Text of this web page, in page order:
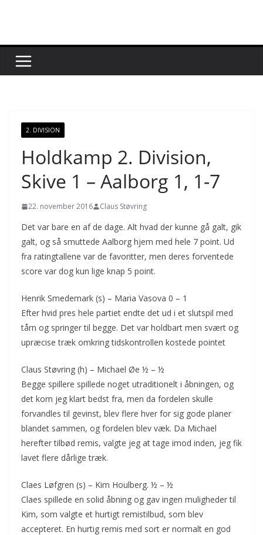
2. DIVISION
Holdkamp 2. Division,
Skive 1 – Aalborg 1, 1-7
22. november 2016 Claus Støvring
Det var bare en af de dage. Alt hvad der kunne gå galt, gik
galt, og så smuttede Aalborg hjem med hele 7 point. Ud
fra ratingtallene var de favoritter, men deres forventede
score var dog kun lige knap 5 point.
Henrik Smedemark (s) – Maria Vasova 0 – 1
Efter hvid pres hele partiet endte det ud i et slutspil med
tårn og springer til begge. Det var holdbart men svært og
upræcise træk omkring tidskontrollen kostede pointet
Claus Støvring (h) – Michael Øe ½ – ½
Begge spillere spillede noget utraditionelt i åbningen, og
det kom jeg klart bedst fra, men da fordelen skulle
forvandles til gevinst, blev flere hver for sig gode planer
blandet sammen, og fordelen blev væk. Da Michael
herefter tilbød remis, valgte jeg at tage imod inden, jeg fik
lavet flere dårlige træk.
Claes Løfgren (s) – Kim Houlberg. ½ – ½
Claes spillede en solid åbning og gav ingen muligheder til
Kim, som valgte et hurtigt remistilbud, som blev
accepteret. En hurtig remis med sort er normalt en god